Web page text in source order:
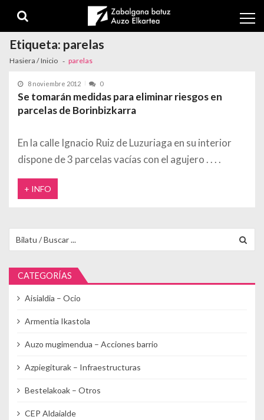
Etiqueta: parelas
Hasiera / Inicio parelas
8 noviembre 2012 0
Se tomarán medidas para eliminar riesgos en
parcelas de Borinbizkarra
En la calle Ignacio Ruiz de Luzuriaga en su interior
dispone de 3 parcelas vacías con el agujero
+ INFO
CATEGORÍAS
Aisialdia – Ocio
Armentia Ikastola
Auzo mugimendua – Acciones barrio
Azpiegiturak – Infraestructuras
Bestelakoak – Otros
CEP Aldaialde